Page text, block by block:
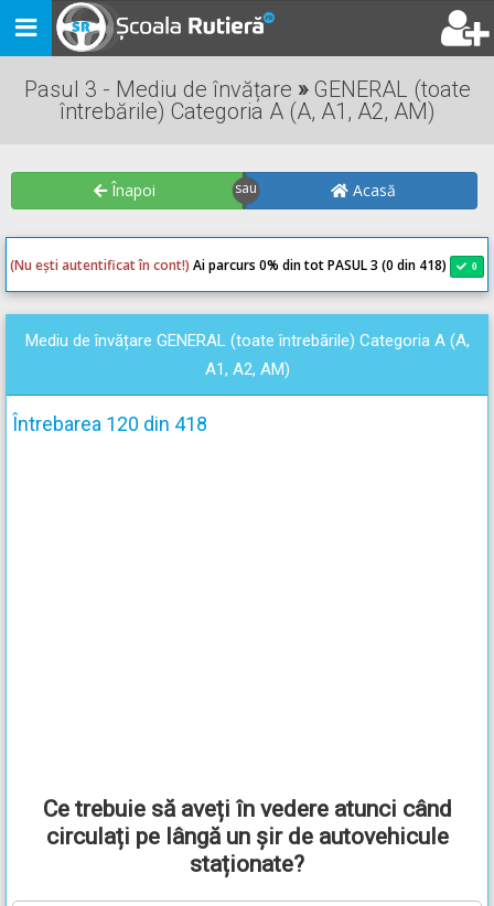
Toggle
navigation
Pasul 3 - Mediu de învățare »GENERAL (toate
întrebările) Categoria A (A, A1, A2, AM)
Înapoi Acasă
(Nu ești autentificat în cont!) Ai parcurs 0% din tot PASUL 3 (0 din 418) 0
Mediu de învățare GENERAL (toate întrebările) Categoria A (A,
A1, A2, AM)
Întrebarea 120 din 418
Ce trebuie să aveți în vedere atunci când
circulați pe lângă un șir de autovehicule
staționate?